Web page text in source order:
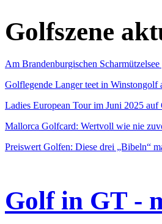
Golfszene
Am Brandenburgischen
Golflegende Langer teet in Winstongolf
Ladies European Tour im Juni 2025 auf
Mallorca Golfcard: Wertvoll wie nie
Preiswert Golfen: Diese drei „Bibeln“
Golf in GT -